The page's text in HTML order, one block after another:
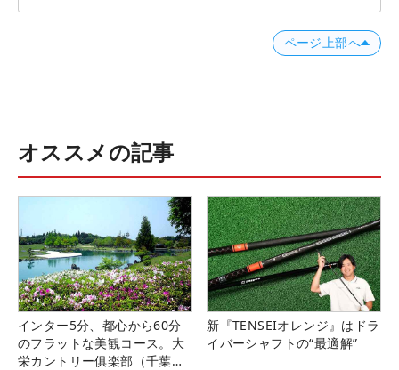
ページ上部へ
オススメの記事
インター5分、都心から60分
のフラットな美観コース。大
栄カントリー俱楽部（千葉
新『TENSEIオレンジ』はドラ
イバーシャフトの“最適解”